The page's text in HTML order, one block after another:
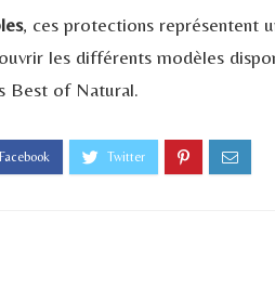
, ces protections représentent
les différents modèles
Best of Natural.